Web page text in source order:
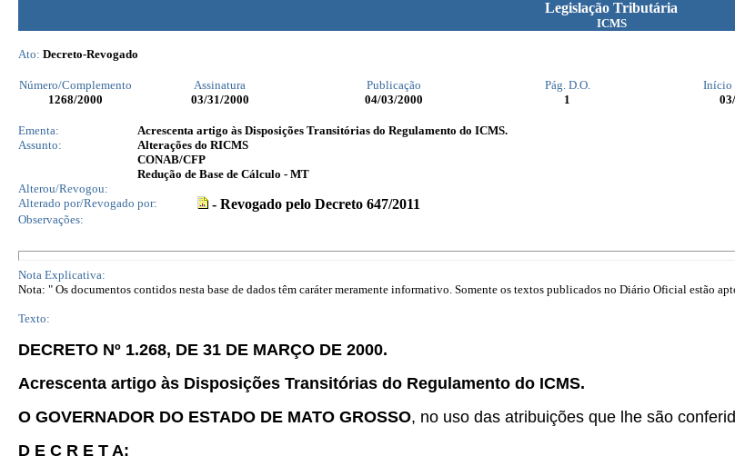
Legislação Tributária
ICMS
Ato: Decreto-Revogado
Número/Complemento Assinatura Publicação Pág. D.O. Início
1268/2000 03/31/2000 04/03/2000 1
Ementa:
Acrescenta artigo às Disposições Transitórias do Regulamento do ICMS.
Assunto:
Alterações do RICMS
CONAB/CFP
Redução de Base de Cálculo - MT
Alterou/Revogou:
Alterado por/Revogado por:
- Revogado pelo Decreto 647/2011
Observações:
Nota Explicativa:
Nota: " Os documentos contidos nesta base de dados têm caráter meramente informativo. Somente os textos publicados no Diário Oficial estão
Texto:
DECRETO Nº 1.268, DE 31 DE MARÇO DE 2000.
Acrescenta artigo às Disposições Transitórias do Regulamento do ICMS.
O GOVERNADOR DO ESTADO DE MATO GROSSO, no uso das atribuições que lhe são
D E C R E T A: